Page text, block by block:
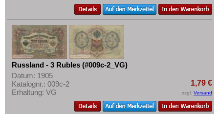
Russland - 3 Rubles (#009c-2_VG)
Datum: 1905
Katalognr.: 009c-2
Erhaltung: VG
1,79 €
zzgl. Versand